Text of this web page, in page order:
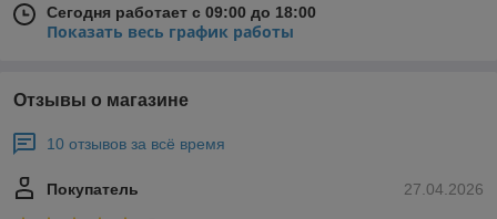
Сегодня работает с 09:00 до 18:00
Показать весь график работы
Отзывы о магазине
10 отзывов за всё время
27.04.2026
Покупатель